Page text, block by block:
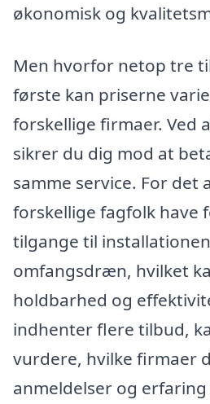
økonomisk og
Men hvorfor netop tre
første kan priserne
forskellige firmaer. Ved
sikrer du dig mod at
samme service. For det
forskellige fagfolk have
tilgange til
omfangsdræn, hvilket
holdbarhed og
indhenter flere tilbud,
vurdere, hvilke firmaer
anmeldelser og